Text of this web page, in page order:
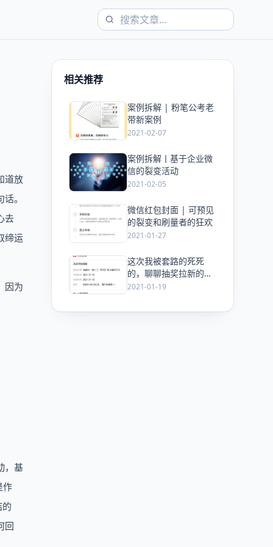
道放
。
去
缔运
因为
，基
作
回
相关推荐
爱
案例拆解 | 粉笔公考老
带新案例
2021-02-07
爱
案例拆解丨基于企业微
信的裂变活动
2021-02-05
爱
微信红包封面 | 可预见
的裂变和刷量者的狂欢
2021-01-27
爱
这次我被套路的死死
的，聊聊抽奖拉新的玩
法
2021-01-19